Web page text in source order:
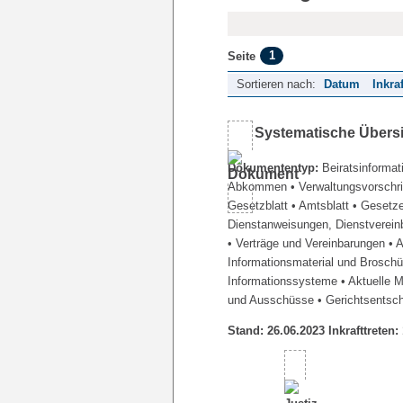
Seite 1
Sortieren nach: Datum
Systematische
Dokumententyp:
Abkommen •
Gesetzblatt • Amtsblatt •
Dienstanweisungen,
• Verträge und Vereinbarungen •
Informationsmaterial und
Informationssysteme • Aktuelle
und Ausschüsse •
Stand: 26.06.2023 Inkrafttreten: